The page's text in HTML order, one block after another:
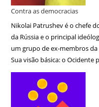
Contra as democracias
Nikolai Patrushev é o chefe
da Rússia e o principal
um grupo de ex-membros
Sua visão básica: o Ocidente